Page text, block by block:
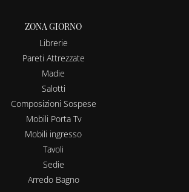
ZONA GIORNO
Librerie
Pareti Attrezzate
Madie
Salotti
Composizioni Sospese
Mobili Porta Tv
Mobili ingresso
Tavoli
Sedie
Arredo Bagno